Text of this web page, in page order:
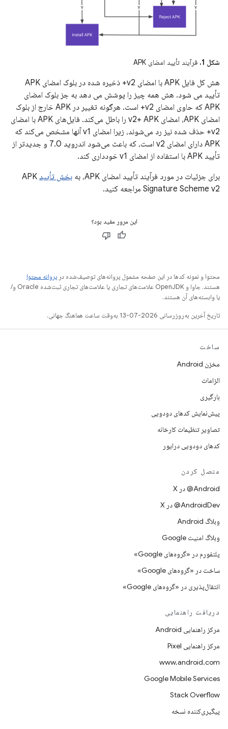
شکل 1. فرآیند تأیید امضای APK
هش کل فایل APK با امضای v2+ ذخیره شده در بلوک امضای APK
تأیید می شود. هش همه چیز را پوشش می دهد به جز بلوک امضای
APK که حاوی امضای v2+ است. هرگونه تغییر در APK خارج از بلوک
امضای APK، امضای v2+ APK را باطل می‌کند. فایل‌های APK با امضای
v2+ حذف شده نیز رد می‌شوند، زیرا امضای v1 آنها مشخص می‌کند که
APK دارای امضای v2 است، که باعث می‌شود اندروید 7.0 و جدیدتر از
تأیید APK با استفاده از امضای v1 خودداری کند.
برای جزئیات در مورد فرآیند تأیید امضای APK، به
بخش تأیید APK
Signature Scheme v2 مراجعه کنید.
این مرور مفید بود؟
محتوا و نمونه کدها در این صفحه مشمول پروانه‌های توصیف‌شده در پروانه محتوا
هستند. جاوا و OpenJDK علامت‌های تجاری یا علامت‌های تجاری ثبت‌شده Oracle و/
یا وابسته‌های آن هستند.
تاریخ آخرین به‌روزرسانی 2026-07-13 به‌وقت ساعت هماهنگ جهانی.
ساخت
مخزن Android
الزامات
بارگیری
پیش‌نمایش کدهای دودویی
تصاویر تنظیمات کارخانه
کدهای دودویی درایور
متصل کردن
‫‎@Android در X
‫‎@AndroidDev در X
وبلاگ Android
وبلاگ امنیت Google
پلتفورم در «گروه‌های Google»
ساخت در «گروه‌های Google»
انتقال‌پذیری در «گروه‌های Google»
دریافت راهنمایی
مرکز راهنمایی Android
مرکز راهنمایی Pixel
www.android.com
Google Mobile Services
Stack Overflow
پیگیری‌کننده نسخه